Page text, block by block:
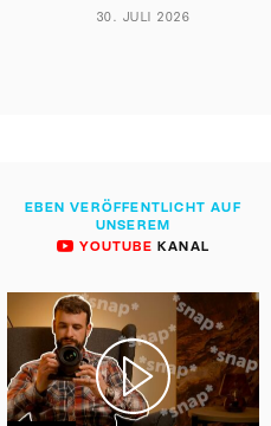
30. JULI 2026
EBEN VERÖFFENTLICHT AUF
UNSEREM
YOUTUBE KANAL